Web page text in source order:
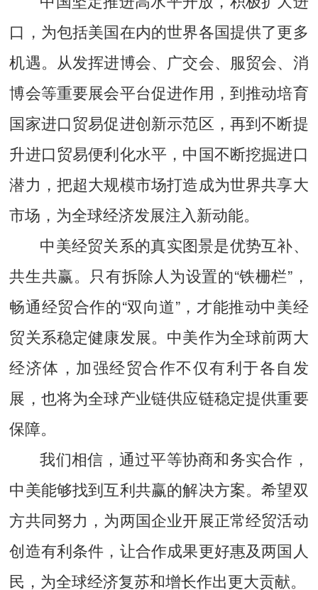
口，为包括美国在内的世界各国提供了更多
机遇。从发挥进博会、广交会、服贸会、消
博会等重要展会平台促进作用，到推动培育
国家进口贸易促进创新示范区，再到不断提
升进口贸易便利化水平，中国不断挖掘进口
潜力，把超大规模市场打造成为世界共享大
市场，为全球经济发展注入新动能。
中美经贸关系的真实图景是优势互补、
共生共赢。只有拆除人为设置的“铁栅栏”，
畅通经贸合作的“双向道”，才能推动中美经
贸关系稳定健康发展。中美作为全球前两大
经济体，加强经贸合作不仅有利于各自发
展，也将为全球产业链供应链稳定提供重要
保障。
我们相信，通过平等协商和务实合作，
中美能够找到互利共赢的解决方案。希望双
方共同努力，为两国企业开展正常经贸活动
创造有利条件，让合作成果更好惠及两国人
民，为全球经济复苏和增长作出更大贡献。